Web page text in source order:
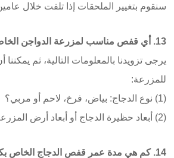
سنقوم بتغيير الملحقات إذا تلفت خلال
13. أي قفص مناسب لمزرعة الدواجن الخاصة بي؟
يرجى تزويدنا بالمعلومات التالية، ثم
للمزرعة:
(1) نوع الدجاج: بياض، فرخ، لاحم أو مربي؟
(2) أبعاد حظيرة الدجاج أو أبعاد أرض المزرعة
14. كم هي مدة عمر قفص الدجاج الخاص بكم؟